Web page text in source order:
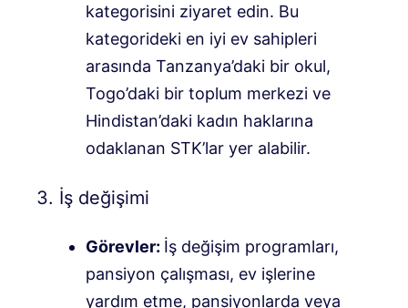
kategorisini ziyaret edin. Bu
kategorideki en iyi ev sahipleri
arasında Tanzanya’daki bir okul,
Togo’daki bir toplum merkezi ve
Hindistan’daki kadın haklarına
odaklanan STK’lar yer alabilir.
3. İş değişimi
Görevler: İş değişim programları,
pansiyon çalışması, ev işlerine
yardım etme, pansiyonlarda veya